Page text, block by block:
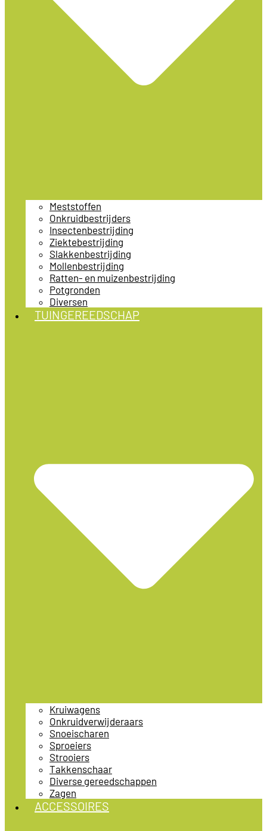
Meststoffen
Onkruidbestrijders
Insectenbestrijding
Ziektebestrijding
Slakkenbestrijding
Mollenbestrijding
Ratten- en muizenbestrijding
Potgronden
Diversen
TUINGEREEDSCHAP
Kruiwagens
Onkruidverwijderaars
Snoeischaren
Sproeiers
Strooiers
Takkenschaar
Diverse gereedschappen
Zagen
ACCESSOIRES